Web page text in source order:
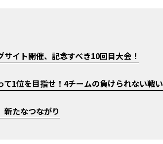
イト開催、記念すべき10回目大会！
て1位を目指せ！4チームの負けられない戦い
新たなつながり